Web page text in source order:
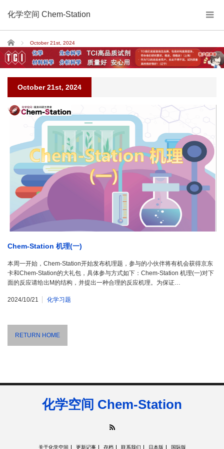
化学空间 Chem-Station
Home October 21st, 2024
October 21st, 2024
Chem-Station 机理(一)
本周一开始，Chem-Station开始发布机理题，参与的小伙伴将有机会获得京东
卡和Chem-Station的大礼包，具体参与方式如下：Chem-Station 机理(一)对下
面的反应请给出M的结构，并提出一种合理的反应机理。为保证…
2024/10/21 化学习题
RETURN HOME
化学空间 Chem-Station
关于化学空间 更新记事 存档 联系我们 日本版 国际版